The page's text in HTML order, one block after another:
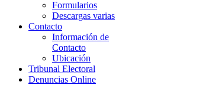
Formularios
Descargas varias
Contacto
Información de
Contacto
Ubicación
Tribunal Electoral
Denuncias Online